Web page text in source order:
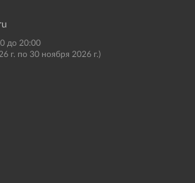
до 20:00
г. по 30 ноября 2026 г.)